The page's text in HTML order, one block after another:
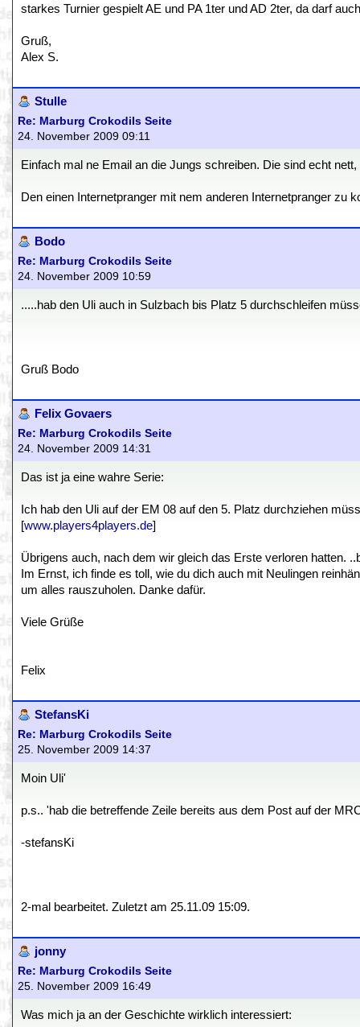
starkes Turnier gespielt AE und PA 1ter und AD 2ter, da darf
Gruß,
Alex S.
Stulle
Re: Marburg Crokodils Seite
24. November 2009 09:11
Einfach mal ne Email an die Jungs schreiben. Die sind echt
Den einen Internetpranger mit nem anderen Internetpranger zu
Bodo
Re: Marburg Crokodils Seite
24. November 2009 10:59
.....hab den Uli auch in Sulzbach bis Platz 5 durchschleifen
Gruß Bodo
Felix Govaers
Re: Marburg Crokodils Seite
24. November 2009 14:31
Das ist ja eine wahre Serie:
Ich hab den Uli auf der EM 08 auf den 5. Platz durchziehen
[www.players4players.de]
Übrigens auch, nach dem wir gleich das Erste verloren hatten.
Im Ernst, ich finde es toll, wie du dich auch mit Neulingen
um alles rauszuholen. Danke dafür.
Viele Grüße
Felix
StefansKi
Re: Marburg Crokodils Seite
25. November 2009 14:37
Moin Uli'
p.s.. 'hab die betreffende Zeile bereits aus dem Post auf der
-stefansKi
2-mal bearbeitet. Zuletzt am 25.11.09 15:09.
jonny
Re: Marburg Crokodils Seite
25. November 2009 16:49
Was mich ja an der Geschichte wirklich interessiert: